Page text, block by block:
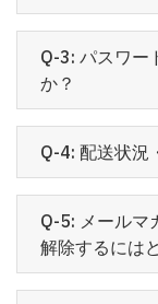
Q-3: パスワー
か？
Q-4: 配送状況
Q-5: メールマ
解除するには